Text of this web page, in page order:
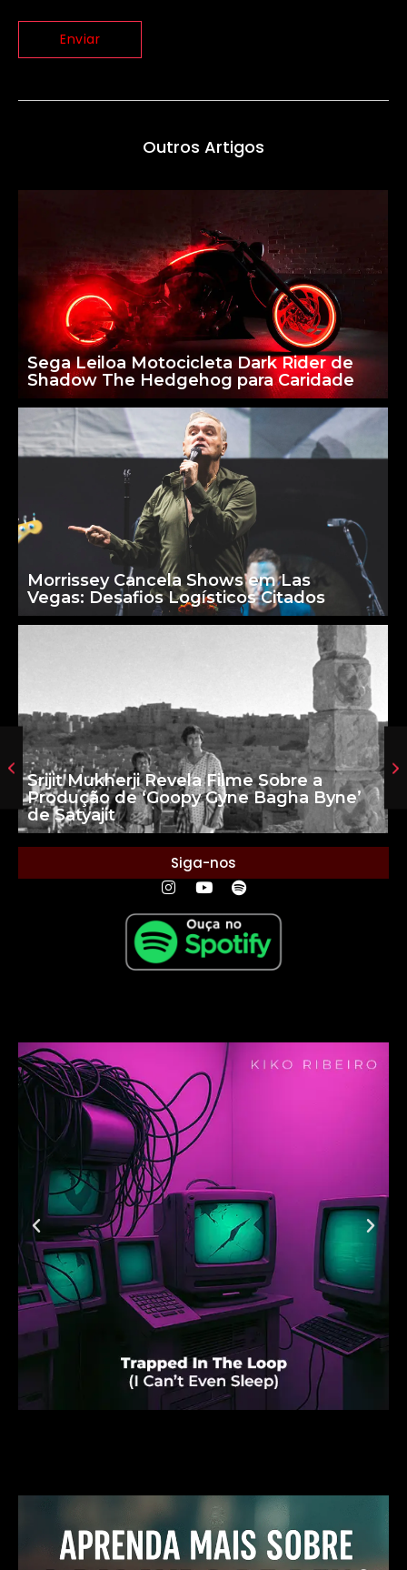
Outros Artigos
Sega Leiloa Motocicleta Dark Rider de
Shadow The Hedgehog para Caridade
Morrissey Cancela Shows em Las
Vegas: Desafios Logísticos Citados
Srijit Mukherji Revela Filme Sobre a
Produção de ‘Goopy Gyne Bagha Byne’
de Satyajit
Siga-nos